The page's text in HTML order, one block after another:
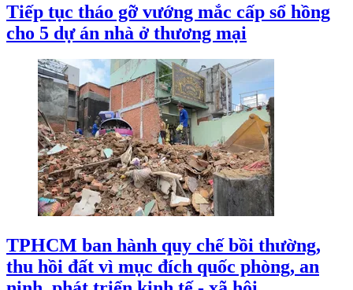
Tiếp tục tháo gỡ vướng mắc cấp sổ hồng
cho 5 dự án nhà ở thương mại
TPHCM ban hành quy chế bồi thường,
thu hồi đất vì mục đích quốc phòng, an